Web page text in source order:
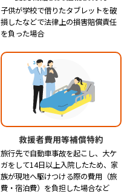
子供が学校で借りたタブレットを破
損したなどで法律上の損害賠償責任
を負った場合
救援者費用等補償特約
旅行先で自動車事故を起こし、大ケ
ガをして14日以上入院したため、家
族が現地へ駆けつける際の費用（旅
費・宿泊費）を負担した場合など